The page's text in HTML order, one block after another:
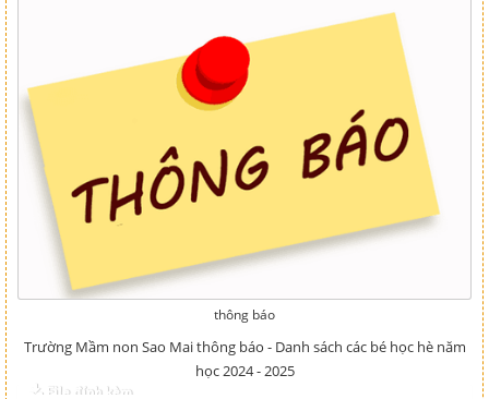
thông báo
Trường Mầm non Sao Mai thông báo - Danh sách các bé học hè năm
học 2024 - 2025
File đính kèm